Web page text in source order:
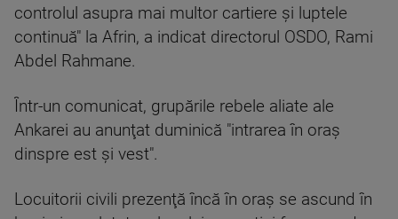
controlul asupra mai multor cartiere şi luptele
continuă" la Afrin, a indicat directorul OSDO, Rami
Abdel Rahmane.
Într-un comunicat, grupările rebele aliate ale
Ankarei au anunţat duminică "intrarea în oraş
dinspre est şi vest".
Locuitorii civili prezenţă încă în oraş se ascund în